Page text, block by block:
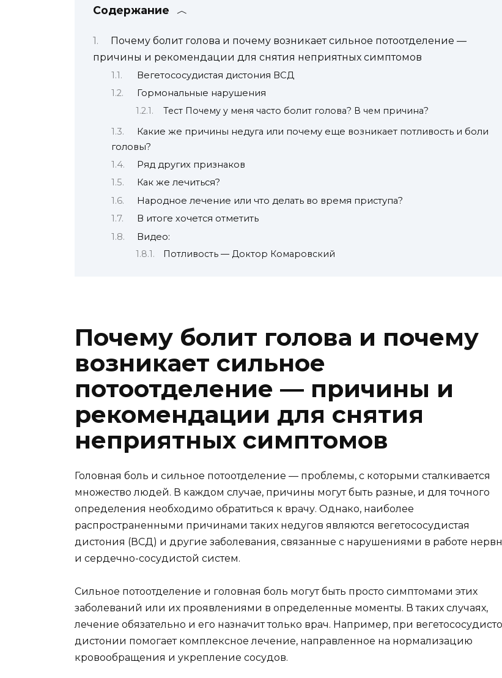
Содержание
Почему болит голова и почему возникает сильное потоотделение —
причины и рекомендации для снятия неприятных симптомов
Вегетососудистая дистония ВСД
Гормональные нарушения
Тест Почему у меня часто болит голова? В чем причина?
Какие же причины недуга или почему еще возникает потливость и боли
головы?
Ряд других признаков
Как же лечиться?
Народное лечение или что делать во время приступа?
В итоге хочется отметить
Видео:
Потливость — Доктор Комаровский
Почему болит голова и почему
возникает сильное
потоотделение — причины и
рекомендации для снятия
неприятных симптомов
Головная боль и сильное потоотделение — проблемы, с которыми сталкивается
множество людей. В каждом случае, причины могут быть разные, и для точного
определения необходимо обратиться к врачу. Однако, наиболее
распространенными причинами таких недугов являются вегетососудистая
дистония (ВСД) и другие заболевания, связанные с нарушениями в работе
и сердечно-сосудистой систем.
Сильное потоотделение и головная боль могут быть просто симптомами этих
заболеваний или их проявлениями в определенные моменты. В таких случаях,
лечение обязательно и его назначит только врач. Например, при
дистонии помогает комплексное лечение, направленное на нормализацию
кровообращения и укрепление сосудов.